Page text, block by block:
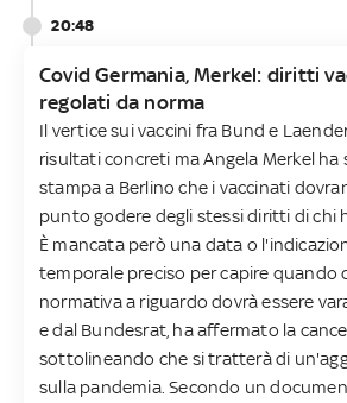
20:48
Covid Germania, Merkel: diritti
regolati da norma
Il vertice sui vaccini fra Bund e
risultati concreti ma Angela Merkel ha
stampa a Berlino che i vaccinati
punto godere degli stessi diritti di chi
È mancata però una data o
temporale preciso per capire quando
normativa a riguardo dovrà essere
e dal Bundesrat, ha affermato la
sottolineando che si tratterà di
sulla pandemia. Secondo un